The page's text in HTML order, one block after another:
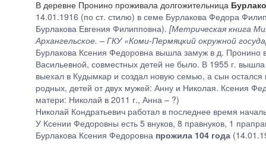
В деревне Пронино проживала долгожительница
14.01.1916 (по ст. стилю) в семе Бурлакова Федора
Бурлакова Евгения Филипповна). [Метрическая книга
Архангельское. – ГКУ «Коми-Пермяцкий окружной
Бурлакова Ксения Федоровна вышла замуж в д. Пронино
Васильевной, совместных детей не было. В 1955 г.
выехал в Кудымкар и создал новую семью, а сын
родных, детей от двух мужей: Анну и Николая. Ксения
матери: Николай в 2011 г., Анна – ?)
Николай Кондратьевич работал в последнее время
У Ксении Федоровны есть 5 внуков, 8 правнуков, 1
Бурлакова Ксения Федоровна прожила 104 года